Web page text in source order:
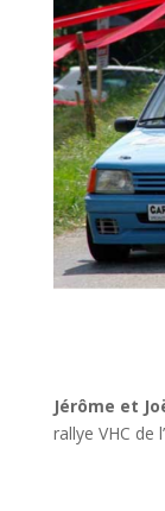
Jérôme et
rallye VHC de